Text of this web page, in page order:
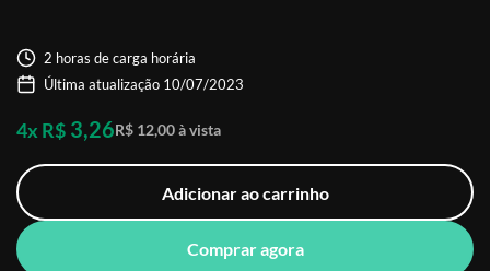
2 horas de carga horária
Última atualização 10/07/2023
4x R$ 3,26R$ 12,00 à vista
Adicionar ao carrinho
Comprar agora